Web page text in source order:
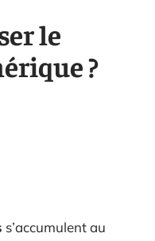
le
?
s’accumulent au